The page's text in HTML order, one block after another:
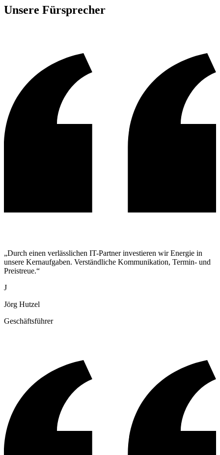
Unsere Fürsprecher
„Durch einen verlässlichen IT-Partner investieren wir Energie in
unsere Kernaufgaben. Verständliche Kommunikation, Termin- und
Preistreue.“
J
Jörg Hutzel
Geschäftsführer